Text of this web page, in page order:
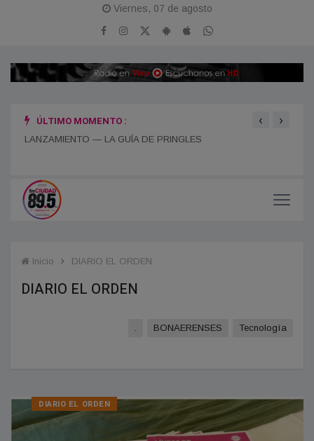
Viernes, 07 de agosto
ÚLTIMO MOMENTO :
¡FESTEJAMOS 11 AÑOS EN EL AIRE!
‹ ›
Inicio DIARIO EL ORDEN
DIARIO EL ORDEN
. BONAERENSES Tecnologí­a
DIARIO EL ORDEN